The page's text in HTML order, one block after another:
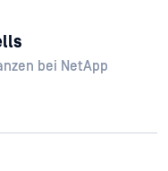
bei NetApp